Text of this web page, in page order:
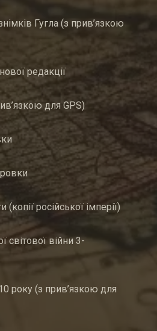
Гугла (з прив’язкою
редакції
для GPS)
(копії російської імперії)
світової війни 3-
року (з прив’язкою для